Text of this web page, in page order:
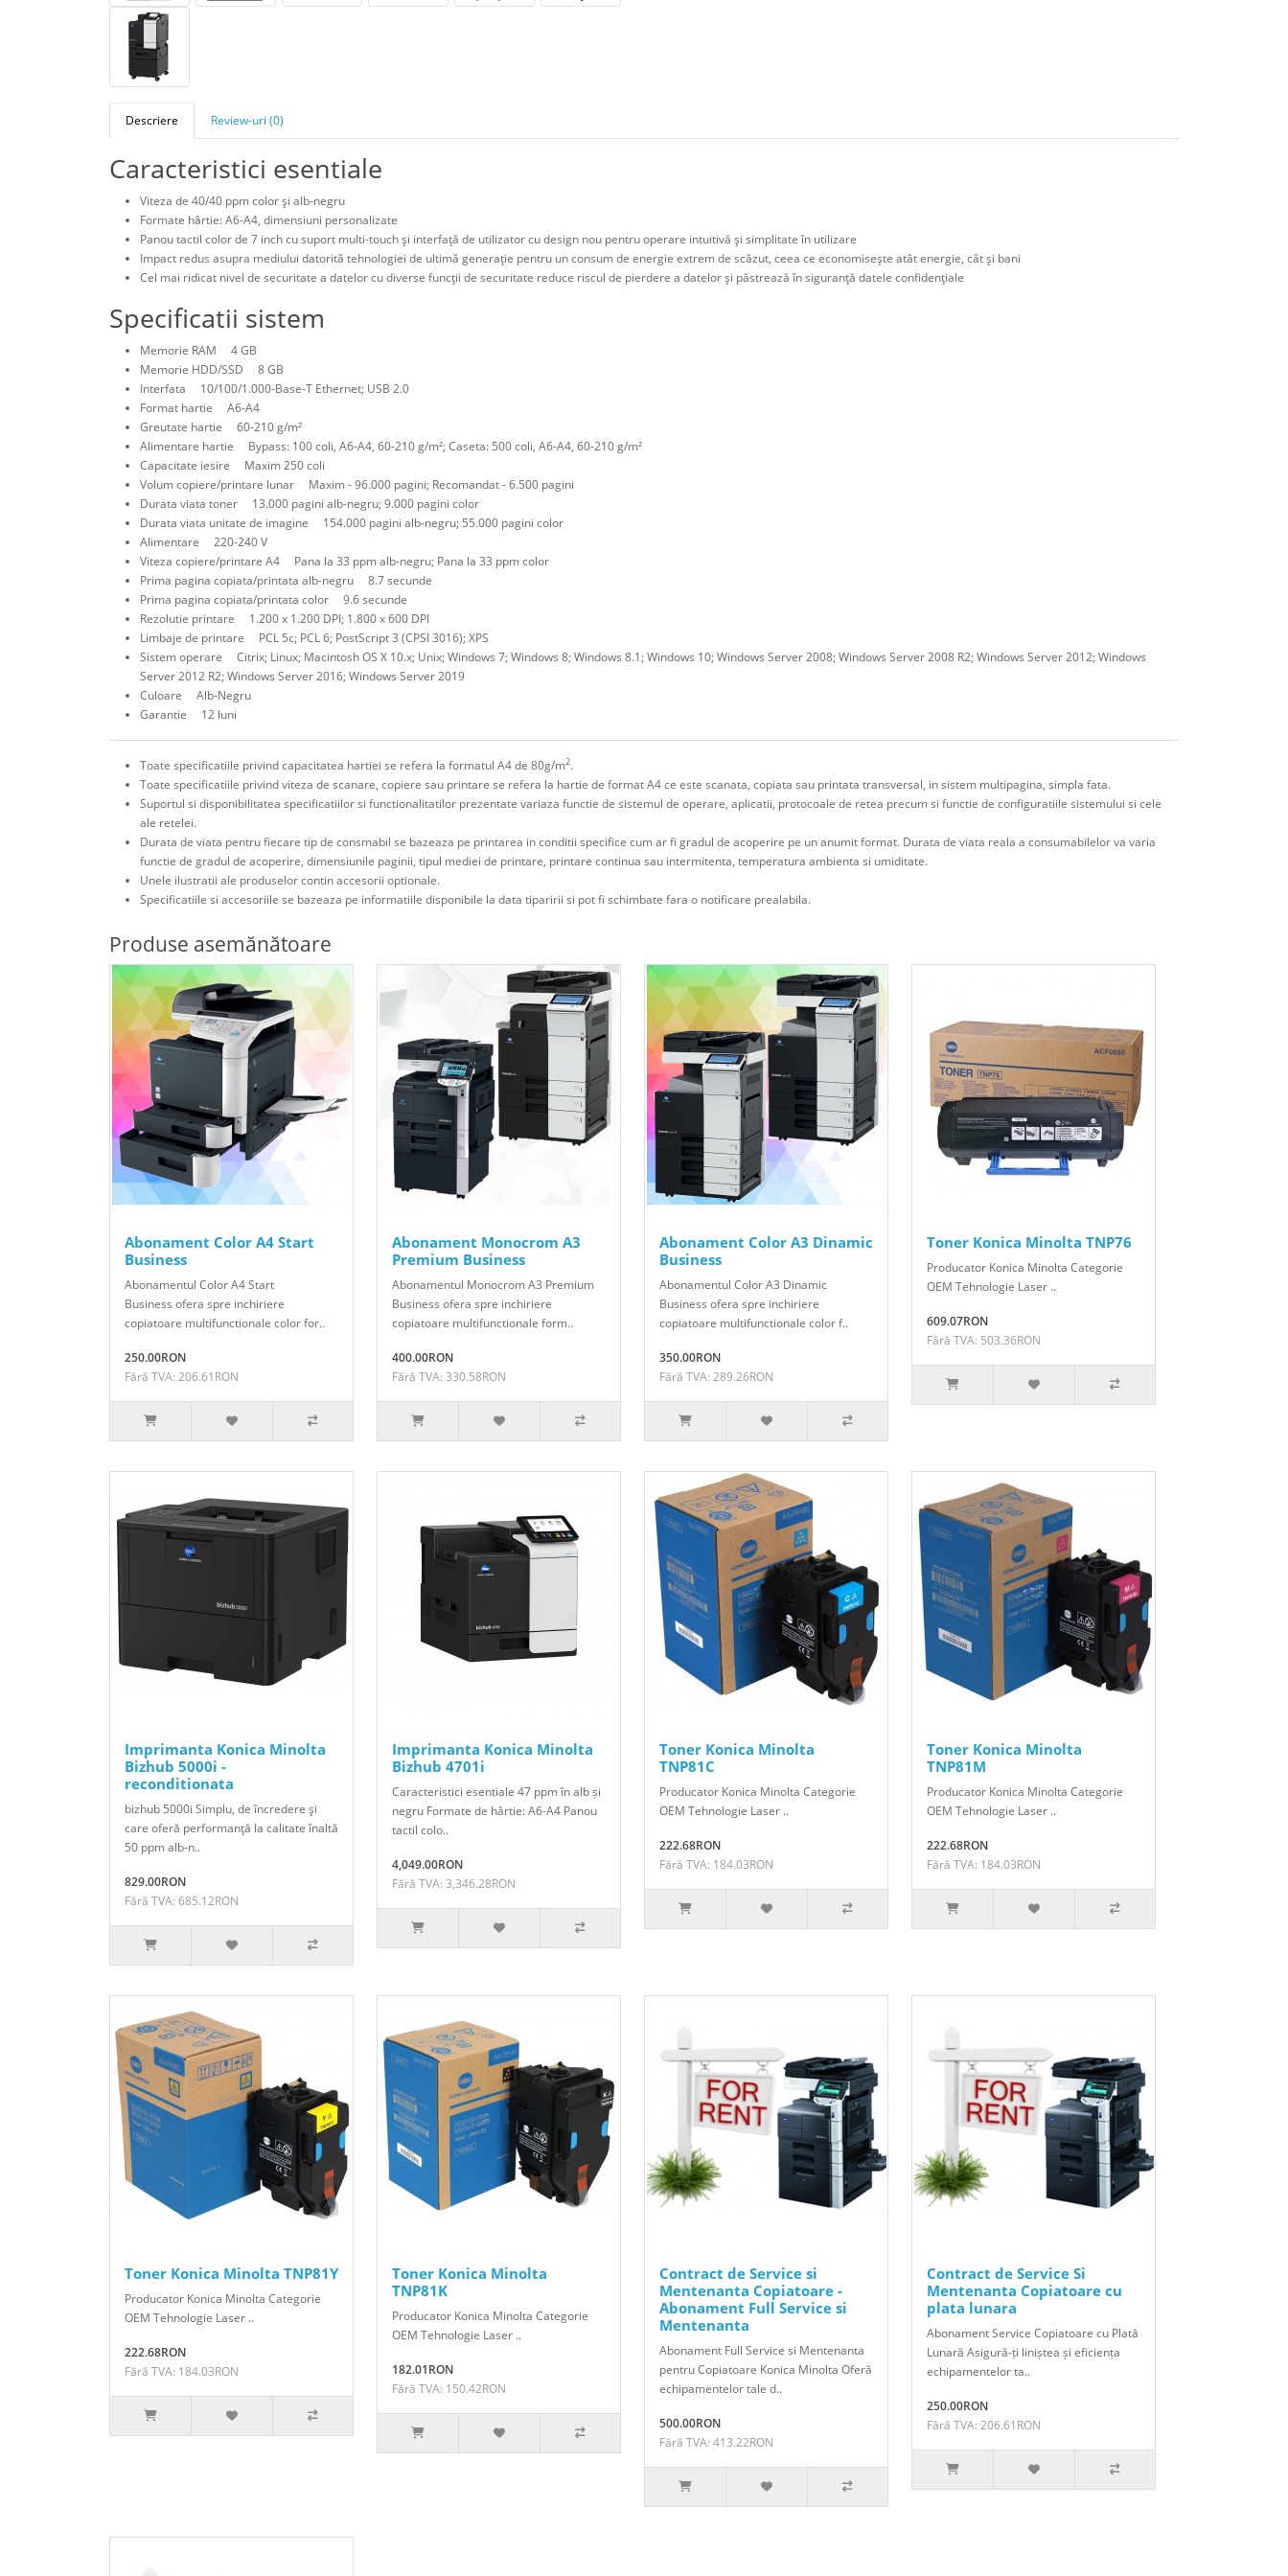
Descriere Review-uri (0)
Caracteristici esentiale
Viteza de 40/40 ppm color şi alb-negru
Formate hârtie: A6-A4, dimensiuni personalizate
Panou tactil color de 7 inch cu suport multi-touch şi interfaţă de utilizator cu design nou pentru operare intuitivă şi simplitate în utilizare
Impact redus asupra mediului datorită tehnologiei de ultimă generaţie pentru un consum de energie extrem de scăzut, ceea ce economiseşte atât energie, cât şi bani
Cel mai ridicat nivel de securitate a datelor cu diverse funcţii de securitate reduce riscul de pierdere a datelor şi păstrează în siguranţă datele confidenţiale
Specificatii sistem
Memorie RAM 4 GB
Memorie HDD/SSD 8 GB
Interfata 10/100/1.000-Base-T Ethernet; USB 2.0
Format hartie A6-A4
Greutate hartie 60-210 g/m²
Alimentare hartie Bypass: 100 coli, A6-A4, 60-210 g/m²; Caseta: 500 coli, A6-A4, 60-210 g/m²
Capacitate iesire Maxim 250 coli
Volum copiere/printare lunar Maxim - 96.000 pagini; Recomandat - 6.500 pagini
Durata viata toner 13.000 pagini alb-negru; 9.000 pagini color
Durata viata unitate de imagine 154.000 pagini alb-negru; 55.000 pagini color
Alimentare 220-240 V
Viteza copiere/printare A4 Pana la 33 ppm alb-negru; Pana la 33 ppm color
Prima pagina copiata/printata alb-negru 8.7 secunde
Prima pagina copiata/printata color 9.6 secunde
Rezolutie printare 1.200 x 1.200 DPI; 1.800 x 600 DPI
Limbaje de printare PCL 5c; PCL 6; PostScript 3 (CPSI 3016); XPS
Sistem operare Citrix; Linux; Macintosh OS X 10.x; Unix; Windows 7; Windows 8; Windows 8.1; Windows 10; Windows Server 2008; Windows Server 2008 R2; Windows Server 2012; Windows
Server 2012 R2; Windows Server 2016; Windows Server 2019
Culoare Alb-Negru
Garantie 12 luni
Toate specificatiile privind capacitatea hartiei se refera la formatul A4 de 80g/m2.
Toate specificatiile privind viteza de scanare, copiere sau printare se refera la hartie de format A4 ce este scanata, copiata sau printata transversal, in sistem multipagina, simpla fata.
Suportul si disponibilitatea specificatiilor si functionalitatilor prezentate variaza functie de sistemul de operare, aplicatii, protocoale de retea precum si functie de configuratiile sistemului si cele
ale retelei.
Durata de viata pentru fiecare tip de consmabil se bazeaza pe printarea in conditii specifice cum ar fi gradul de acoperire pe un anumit format. Durata de viata reala a consumabilelor va varia
functie de gradul de acoperire, dimensiunile paginii, tipul mediei de printare, printare continua sau intermitenta, temperatura ambienta si umiditate.
Unele ilustratii ale produselor contin accesorii optionale.
Specificatiile si accesoriile se bazeaza pe informatiile disponibile la data tiparirii si pot fi schimbate fara o notificare prealabila.
Produse asemănătoare
Abonament Color A4 Start
Business
Abonamentul Color A4 Start
Business ofera spre inchiriere
copiatoare multifunctionale color for..
250.00RON
Fără TVA: 206.61RON
Abonament Monocrom A3
Premium Business
Abonamentul Monocrom A3 Premium
Business ofera spre inchiriere
copiatoare multifunctionale form..
400.00RON
Fără TVA: 330.58RON
Abonament Color A3 Dinamic
Business
Abonamentul Color A3 Dinamic
Business ofera spre inchiriere
copiatoare multifunctionale color f..
350.00RON
Fără TVA: 289.26RON
Toner Konica Minolta TNP76
Producator Konica Minolta Categorie
OEM Tehnologie Laser ..
609.07RON
Fără TVA: 503.36RON
Imprimanta Konica Minolta
Bizhub 5000i -
reconditionata
bizhub 5000i Simplu, de încredere şi
care oferă performanţă la calitate înaltă
50 ppm alb-n..
829.00RON
Fără TVA: 685.12RON
Imprimanta Konica Minolta
Bizhub 4701i
Caracteristici esentiale 47 ppm în alb și
negru Formate de hârtie: A6-A4 Panou
tactil colo..
4,049.00RON
Fără TVA: 3,346.28RON
Toner Konica Minolta
TNP81C
Producator Konica Minolta Categorie
OEM Tehnologie Laser ..
222.68RON
Fără TVA: 184.03RON
Toner Konica Minolta
TNP81M
Producator Konica Minolta Categorie
OEM Tehnologie Laser ..
222.68RON
Fără TVA: 184.03RON
Toner Konica Minolta TNP81Y
Producator Konica Minolta Categorie
OEM Tehnologie Laser ..
222.68RON
Fără TVA: 184.03RON
Toner Konica Minolta
TNP81K
Producator Konica Minolta Categorie
OEM Tehnologie Laser ..
182.01RON
Fără TVA: 150.42RON
Contract de Service si
Mentenanta Copiatoare -
Abonament Full Service si
Mentenanta
Abonament Full Service si Mentenanta
pentru Copiatoare Konica Minolta Oferă
echipamentelor tale d..
500.00RON
Fără TVA: 413.22RON
Contract de Service Si
Mentenanta Copiatoare cu
plata lunara
Abonament Service Copiatoare cu Plată
Lunară Asigură-ți liniștea și eficiența
echipamentelor ta..
250.00RON
Fără TVA: 206.61RON